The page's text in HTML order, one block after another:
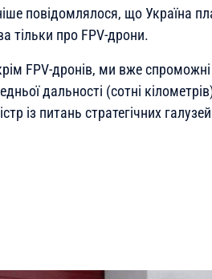
повідомлялося, що Україна
тільки про FPV-дрони.
FPV-дронів, ми вже
дальності (сотні
із питань стратегічних